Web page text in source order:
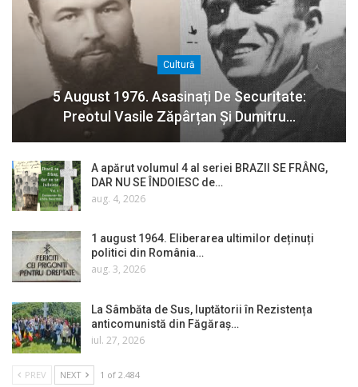
Cultură
5 August 1976. Asasinați De Securitate:
Preotul Vasile Zăpârțan Și Dumitru…
A apărut volumul 4 al seriei BRAZII SE FRÂNG,
DAR NU SE ÎNDOIESC de…
aug. 4, 2026
1 august 1964. Eliberarea ultimilor deținuți
politici din România…
aug. 3, 2026
La Sâmbăta de Sus, luptătorii în Rezistența
anticomunistă din Făgăraș…
iul. 27, 2026
PREV NEXT 1 of 2.484